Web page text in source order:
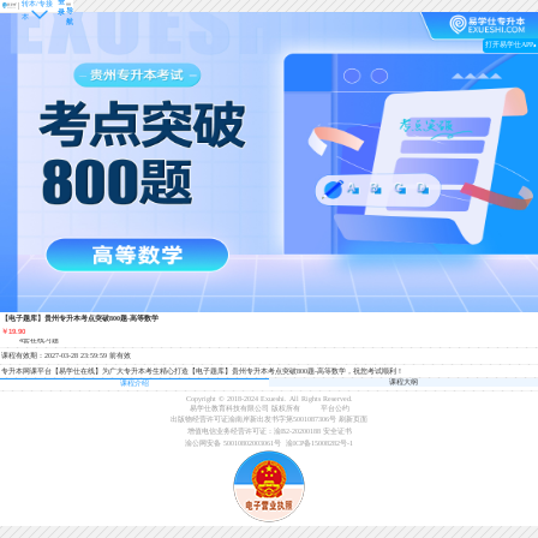
转本/专接
本
登
录导
航
打开易学仕APP
【电子题库】贵州专升本考点突破800题-高等数学
￥19.90
4套在线习题
课程有效期：2027-03-28 23:59:59 前有效
专升本网课平台【易学仕在线】为广大专升本考生精心打造【电子题库】贵州专升本考点突破800题-高等数学，祝您考试顺利！
课程介绍
课程大纲
Copyright © 2018-2024 Exueshi. All Rights Reserved.
易学仕教育科技有限公司 版权所有
平台公约
出版物经营许可证渝南岸新出发书字第5001087306号 刷新页面
增值电信业务经营许可证：渝B2-20200188 安全证书
渝公网安备 50010802003061号
渝ICP备15008282号-1